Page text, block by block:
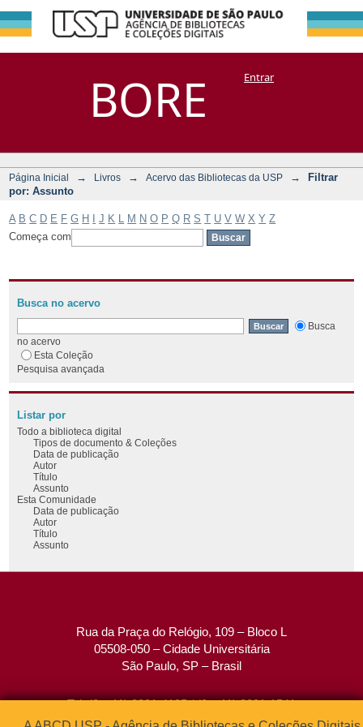
BORE
Filtrar por:
Assunto
DSpace/Manakin + CoriscoEntrar
Página Inicial → Livros → Acervo das Bibliotecas da USP →
Filtrar
por: Assunto
A B C D E F G H J K M N O P Q R S T U V W X Y Z
Começa com
Busca no acervo
Busca
no acervo
Esta Coleção
Pesquisa avançada
Listar por
Todo a biblioteca digital
Tipos de documento & Coleções
Data de publicação
Autor
Título
Assunto
Esta Comunidade
Data de publicação
Autor
Título
Assunto
Rua da Praça do Relógio, 109 – Bloco L
05508-050 – Cidade Universitária
São Paulo, SP – Brasil
Tel: (0xx11) 3091-4195 / (0xx11) 3091-1541
Fax: (0xx11) 3091-1567